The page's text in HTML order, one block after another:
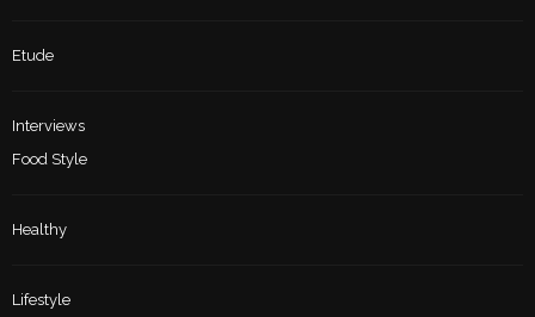
Etude
Interviews
Food Style
Healthy
Lifestyle